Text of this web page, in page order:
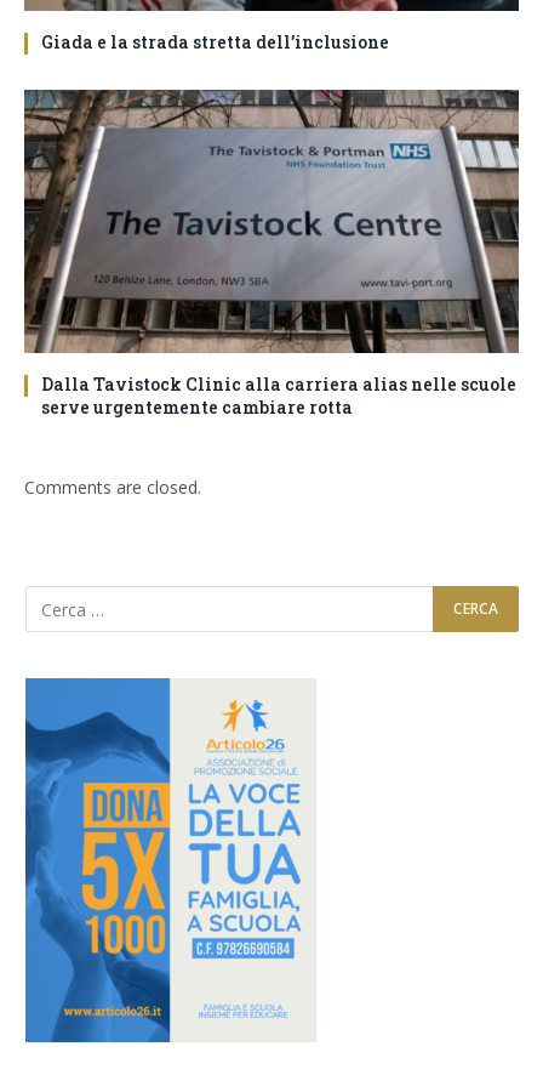
Giada e la strada stretta dell’inclusione
Dalla Tavistock Clinic alla carriera alias nelle scuole
serve urgentemente cambiare rotta
Comments are closed.